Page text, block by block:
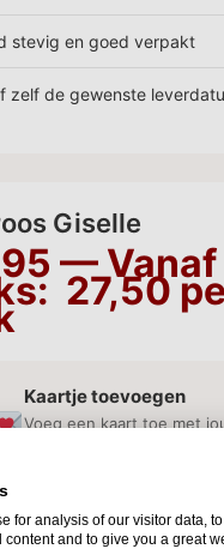
stevig en goed verpakt
zelf de gewenste
Giselle
— Vanaf
27,50
Kaartje toevoegen
Voeg een kaart toe met
for analysis of our visitor data,
and to give you a great